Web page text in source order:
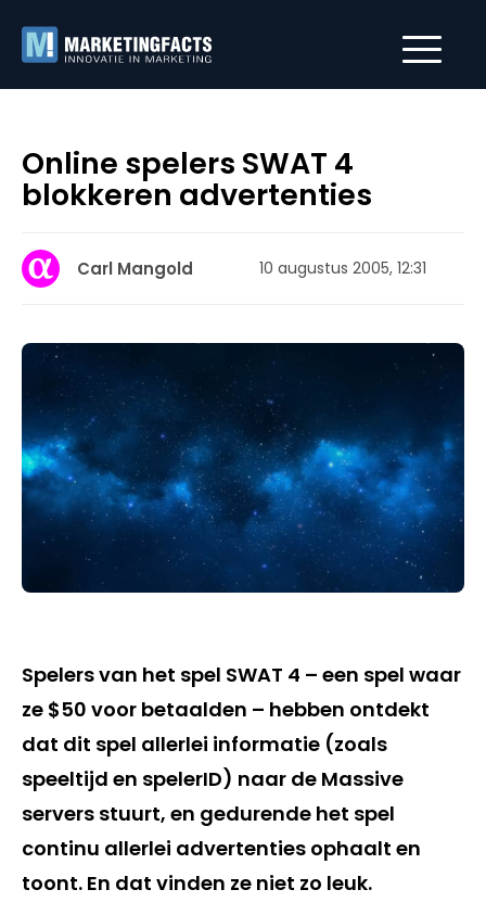
Online spelers SWAT 4
blokkeren advertenties
Carl Mangold 10 augustus 2005, 12:31
Spelers van het spel SWAT 4 – een spel waar
ze $50 voor betaalden – hebben ontdekt
dat dit spel allerlei informatie (zoals
speeltijd en spelerID) naar de Massive
servers stuurt, en gedurende het spel
continu allerlei advertenties ophaalt en
toont. En dat vinden ze niet zo leuk.